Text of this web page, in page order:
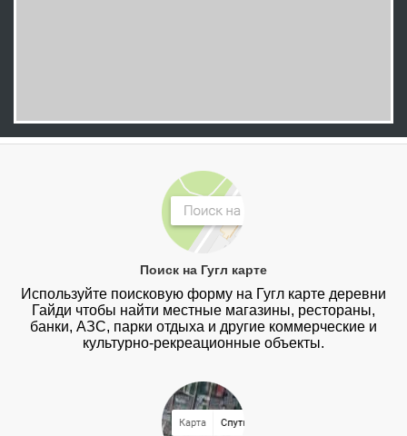
Поиск на Гугл карте
Используйте поисковую форму на Гугл карте деревни
Гайди чтобы найти местные магазины, рестораны,
банки, АЗС, парки отдыха и другие коммерческие и
культурно-рекреационные объекты.